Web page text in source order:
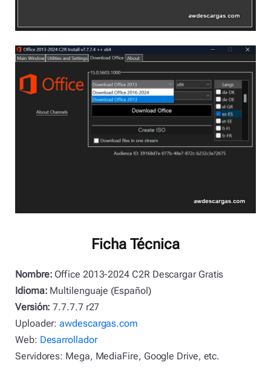
Ficha Técnica
Nombre: Office 2013-2024 C2R Descargar Gratis
Idioma: Multilenguaje (Español)
Versión: 7.7.7.7 r27
Uploader:awdescargas.com
Web: Desarrollador
Servidores: Mega, MediaFire, Google Drive, etc.